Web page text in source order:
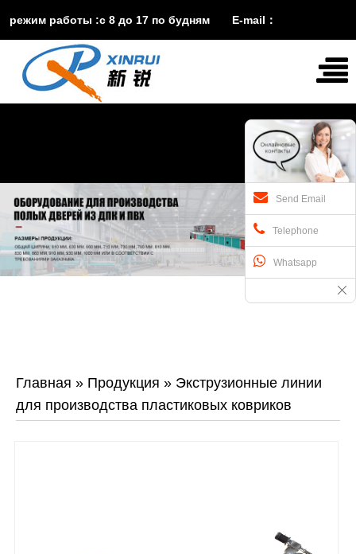
режим работы :с 8 до 17 по будням E-mail：
vira@xinruisuji.comWhatsApp： 
Главная » Продукция » Экструзионные линии
для производства пластиковых ковриков
Send Email
Telephone
Whatsapp